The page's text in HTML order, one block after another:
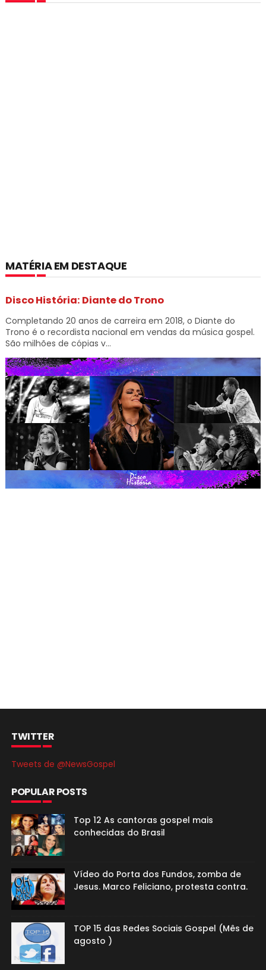
MATÉRIA EM DESTAQUE
Disco História: Diante do Trono
Completando 20 anos de carreira em 2018, o Diante do
Trono é o recordista nacional em vendas da música gospel.
São milhões de cópias v...
TWITTER
Tweets de @NewsGospel
POPULAR POSTS
Top 12 As cantoras gospel mais
conhecidas do Brasil
Vídeo do Porta dos Fundos, zomba de
Jesus. Marco Feliciano, protesta contra.
TOP 15 das Redes Sociais Gospel (Mês de
agosto )